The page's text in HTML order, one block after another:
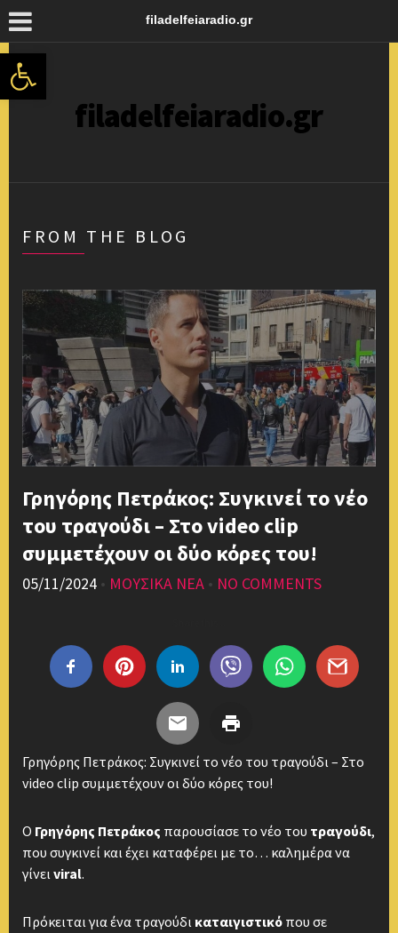
Ανοίξτε τη γραμμή εργαλείων
filadelfeiaradio.gr
filadelfeiaradio.gr
FROM THE BLOG
Γρηγόρης Πετράκος: Συγκινεί το νέο
του τραγούδι – Στο video clip
συμμετέχουν οι δύο κόρες του!
05/11/2024 • ΜΟΥΣΙΚΑ ΝΕΑ • NO COMMENTS
Γρηγόρης Πετράκος: Συγκινεί το νέο του τραγούδι – Στο
video clip συμμετέχουν οι δύο κόρες του!
Ο Γρηγόρης Πετράκος παρουσίασε το νέο του τραγούδι,
που συγκινεί και έχει καταφέρει με το… καλημέρα να
γίνειviral.
Πρόκειται για ένα τραγούδικαταιγιστικό που σε